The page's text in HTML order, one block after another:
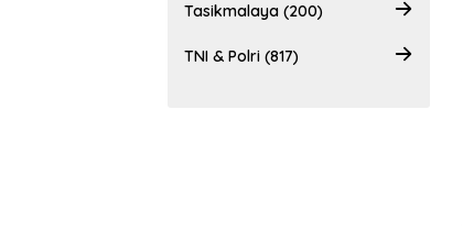
Tasikmalaya (200)
TNI & Polri (817)